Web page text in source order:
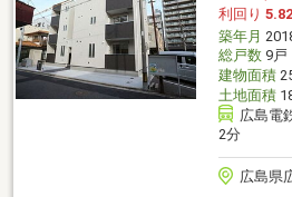
利回り
築年月
総戸数9戸
建物面積
土地面積
広島電
2分
広島県